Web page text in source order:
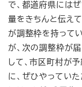
で、都道府県には
量をきちんと伝え
が調整枠を持って
が、次の調整枠が
して、市区町村が
に、ぜひやってい